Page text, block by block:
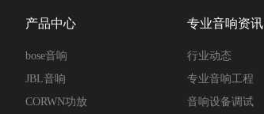
产品中心
bose音响
JBL音响
CORWN功放
专业音响资讯
行业动态
专业音响工程
音响设备调试